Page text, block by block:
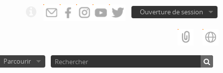
Ouverture de session
Parcourir